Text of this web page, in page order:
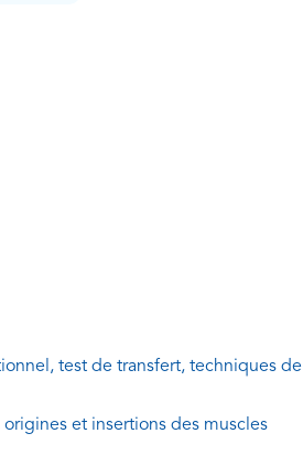
test de transfert, techniques de
et insertions des muscles